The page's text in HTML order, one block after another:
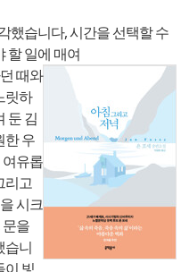
했습니다, 시간을 선택할 수
할 일에 매여
때와
릿하
둔 김
한 우
유롭
리고
시크
을
습니